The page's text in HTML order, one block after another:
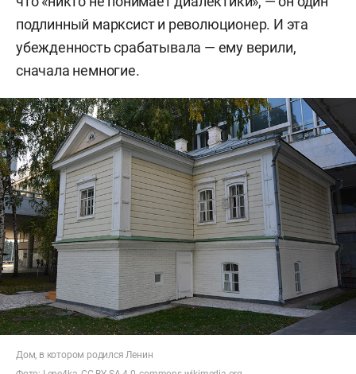
подлинный марксист и революционер. И эта
убежденность срабатывала — ему верили,
сначала немногие.
Дом, в котором родился Ленин